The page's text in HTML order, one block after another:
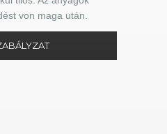
von maga után.